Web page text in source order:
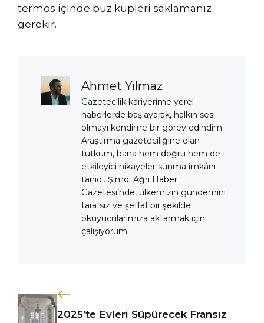
termos içinde buz küpleri saklamanız
gerekir.
Ahmet Yılmaz
Gazetecilik kariyerime yerel
haberlerde başlayarak, halkın sesi
olmayı kendime bir görev edindim.
Araştırma gazeteciliğine olan
tutkum, bana hem doğru hem de
etkileyici hikayeler sunma imkânı
tanıdı. Şimdi Ağrı Haber
Gazetesi’nde, ülkemizin gündemini
tarafsız ve şeffaf bir şekilde
okuyucularımıza aktarmak için
çalışıyorum.
2025’te Evleri Süpürecek Fransız